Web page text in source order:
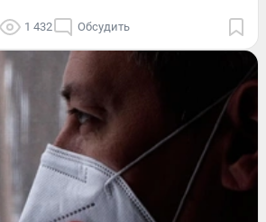
1 432 Обсудить